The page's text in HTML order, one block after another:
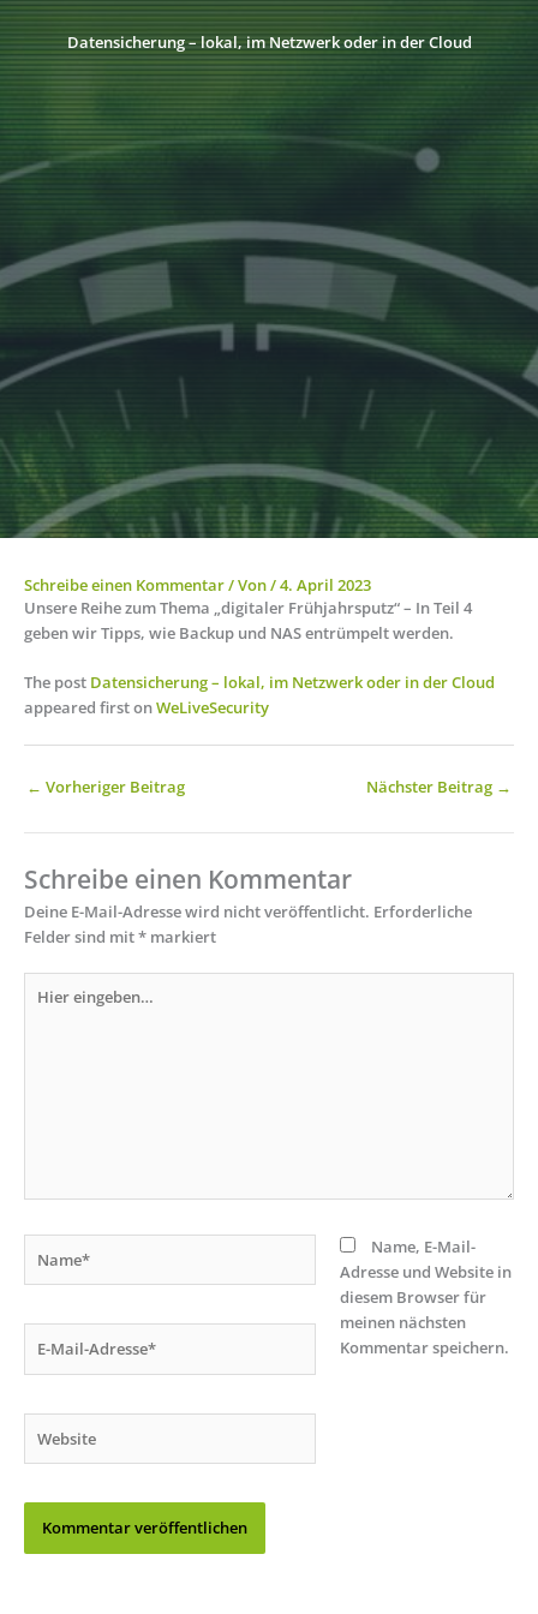
Datensicherung – lokal, im Netzwerk oder in der Cloud
Schreibe einen Kommentar/ Von/4. April 2023
Unsere Reihe zum Thema „digitaler Frühjahrsputz“ – In Teil 4
geben wir Tipps, wie Backup und NAS entrümpelt werden.
The post Datensicherung – lokal, im Netzwerk oder in der Cloud
appeared first onWeLiveSecurity
← Vorheriger Beitrag Nächster Beitrag →
Schreibe einen Kommentar
Deine E-Mail-Adresse wird nicht veröffentlicht. Erforderliche
Felder sind mit* markiert
eingeben…
Mail-
Name, E-Mail-
Adresse und Website in
diesem Browser für
meinen nächsten
Kommentar speichern.